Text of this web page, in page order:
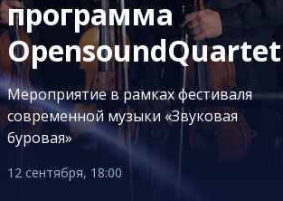
программа
OpensoundQuartet
Мероприятие в рамках фестиваля
современной музыки «Звуковая
буровая»
12 сентября, 18:00